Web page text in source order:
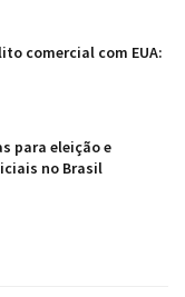
comercial com EUA:
para eleição e
no Brasil